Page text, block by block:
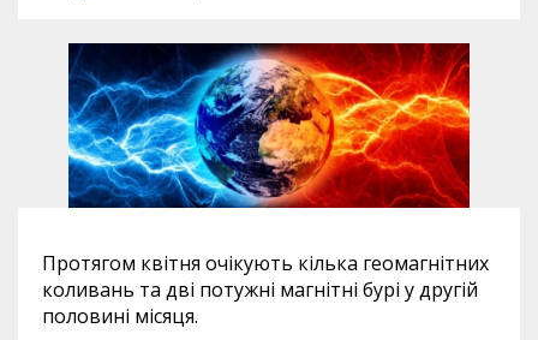
Протягом квітня очікують кілька геомагнітних
коливань та дві потужні магнітні бурі у другій
половині місяця.